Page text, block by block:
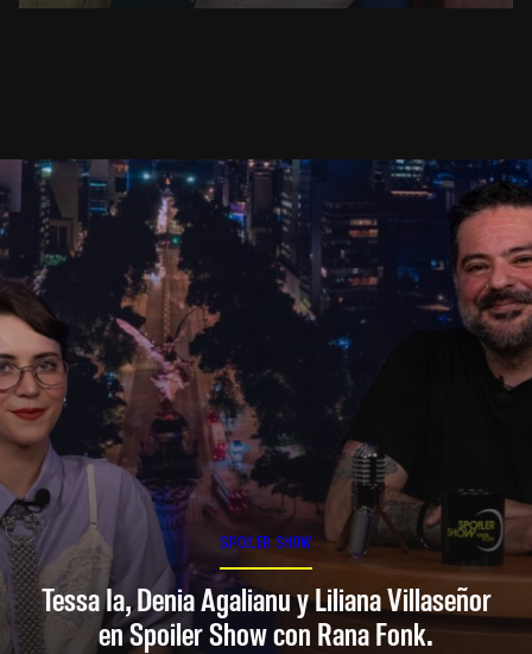
SPOILER SHOW
Tessa Ia, Denia Agalianu y Liliana Villaseñor
en Spoiler Show con Rana Fonk.